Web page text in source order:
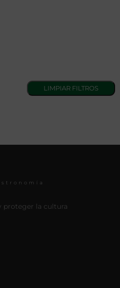
proteger la cultura